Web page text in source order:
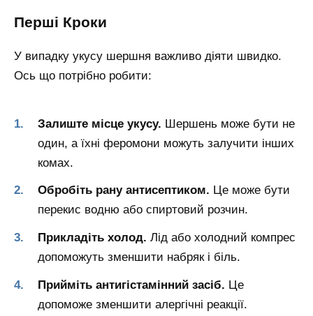
Перші Кроки
У випадку укусу шершня важливо діяти швидко.
Ось що потрібно робити:
Залиште місце укусу. Шершень може бути не
один, а їхні феромони можуть залучити інших
комах.
Обробіть рану антисептиком. Це може бути
перекис водню або спиртовий розчин.
Прикладіть холод. Лід або холодний компрес
допоможуть зменшити набряк і біль.
Прийміть антигістамінний засіб. Це
допоможе зменшити алергічні реакції.